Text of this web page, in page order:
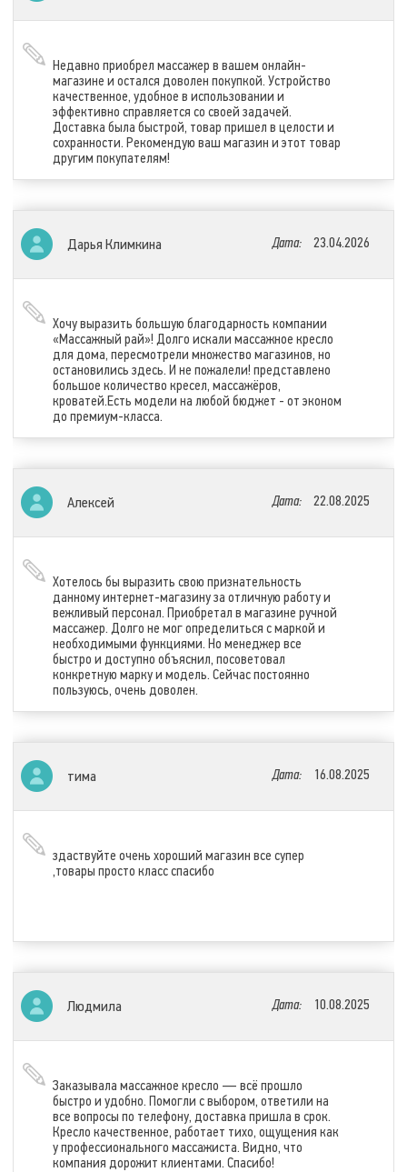
Недавно приобрел массажер в вашем онлайн-
магазине и остался доволен покупкой. Устройство
качественное, удобное в использовании и
эффективно справляется со своей задачей.
Доставка была быстрой, товар пришел в целости и
сохранности. Рекомендую ваш магазин и этот товар
другим покупателям!
Дарья Климкина Дата: 23.04.2026
Хочу выразить большую благодарность компании
«Массажный рай»! Долго искали массажное кресло
для дома, пересмотрели множество магазинов, но
остановились здесь. И не пожалели! представлено
большое количество кресел, массажёров,
кроватей.Есть модели на любой бюджет - от эконом
до премиум-класса.
Алексей Дата: 22.08.2025
Хотелось бы выразить свою признательность
данному интернет-магазину за отличную работу и
вежливый персонал. Приобретал в магазине ручной
массажер. Долго не мог определиться с маркой и
необходимыми функциями. Но менеджер все
быстро и доступно объяснил, посоветовал
конкретную марку и модель. Сейчас постоянно
пользуюсь, очень доволен.
тима Дата: 16.08.2025
здаствуйте очень хороший магазин все супер
,товары просто класс спасибо
Людмила Дата: 10.08.2025
Заказывала массажное кресло — всё прошло
быстро и удобно. Помогли с выбором, ответили на
все вопросы по телефону, доставка пришла в срок.
Кресло качественное, работает тихо, ощущения как
у профессионального массажиста. Видно, что
компания дорожит клиентами. Спасибо!